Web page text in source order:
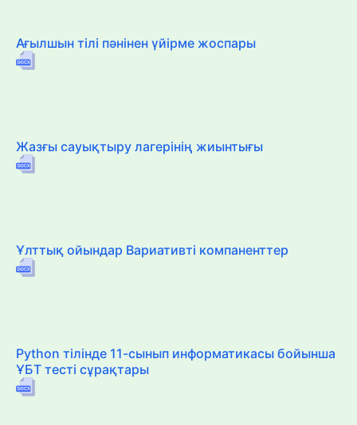
Ағылшын тілі пәнінен үйірме жоспары
Жазғы сауықтыру лагерінің жиынтығы
Ұлттық ойындар Вариативті компаненттер
Python тілінде 11-сынып информатикасы бойынша
ҰБТ тесті сұрақтары